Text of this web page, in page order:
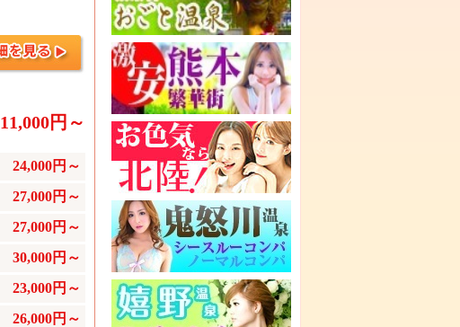
11,000円～
24,000円～
27,000円～
27,000円～
30,000円～
23,000円～
26,000円～